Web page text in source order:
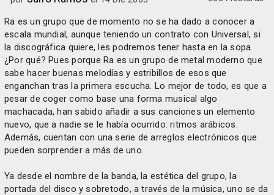
Ra es un grupo que de momento no se ha dado a conocer a
escala mundial, aunque teniendo un contrato con Universal, si
la discográfica quiere, les podremos tener hasta en la sopa.
¿Por qué? Pues porque Ra es un grupo de metal moderno que
sabe hacer buenas melodías y estribillos de esos que
enganchan tras la primera escucha. Lo mejor de todo, es que a
pesar de coger como base una forma musical algo
machacada, han sabido añadir a sus canciones un elemento
nuevo, que a nadie se le había ocurrido: ritmos arábicos.
Además, cuentan con una serie de arreglos electrónicos que
pueden sorprender a más de uno.
Ya desde el nombre de la banda, la estética del grupo, la
portada del disco y sobretodo, a través de la música, uno se da